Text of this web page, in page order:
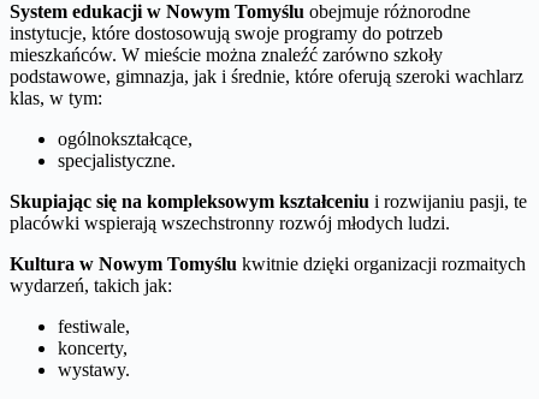
System edukacji w Nowym Tomyślu obejmuje różnorodne
instytucje, które dostosowują swoje programy do potrzeb
mieszkańców. W mieście można znaleźć zarówno szkoły
podstawowe, gimnazja, jak i średnie, które oferują szeroki wachlarz
klas, w tym:
ogólnokształcące,
specjalistyczne.
Skupiając się na kompleksowym kształceniu i rozwijaniu pasji, te
placówki wspierają wszechstronny rozwój młodych ludzi.
Kultura w Nowym Tomyślu kwitnie dzięki organizacji rozmaitych
wydarzeń, takich jak:
festiwale,
koncerty,
wystawy.